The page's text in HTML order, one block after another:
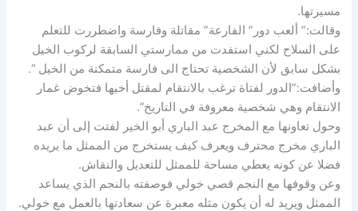
مسيرتها.
وقالت:” ألعب دور” الفارعة” مقاتلة وفارسة واضطررت للتعلم
على السلاح لكني استفدت من ممارستي السابقة لركوب الخيل
بشكل سابق لأن الشخصية تحتاج الى فارسة متمكنة من الخيل “.
وأضافت:”الدور لفتاة ترغب بالانتقام لمقتل أخيها فتخوض غمار
الانتقام وهي شخصية معروفة في التاريخ”.
وحول تعاونها مع المخرج عبد الباري أبو الخير لفتت إلى أن عبد
الباري مخرج محترف ويعرف كيف يستخرج من الممثل ما يريده
فضلا عن كونه يعطي مساحة للممثل للتعديل والنقاش.
وعن وقوفها مع النجم قصي خولي فوصفته بالنجم الذي يساعد
الممثل ويريد له أن يكون مثله معبرة عن سعادتها بالعمل مع خولي.